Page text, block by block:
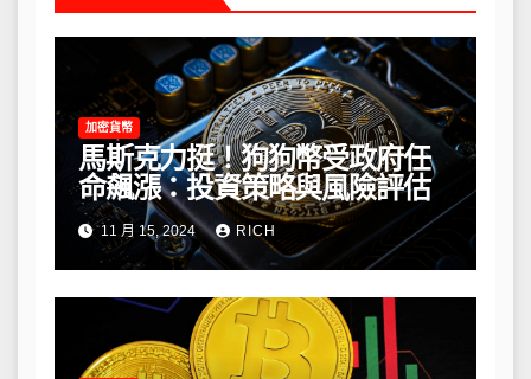
加密貨幣
馬斯克力挺！狗狗幣受政府任
命飆漲：投資策略與風險評估
11 月 15, 2024 RICH